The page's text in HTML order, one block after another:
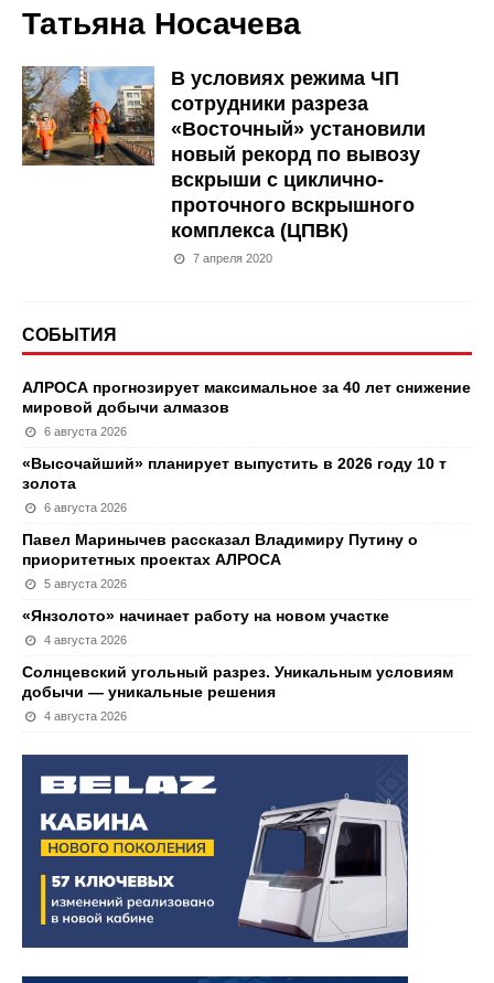
Татьяна Носачева
В условиях режима ЧП
сотрудники разреза
«Восточный» установили
новый рекорд по вывозу
вскрыши с циклично-
проточного вскрышного
комплекса (ЦПВК)
7 апреля 2020
СОБЫТИЯ
АЛРОСА прогнозирует максимальное за 40 лет снижение
мировой добычи алмазов
6 августа 2026
«Высочайший» планирует выпустить в 2026 году 10 т
золота
6 августа 2026
Павел Маринычев рассказал Владимиру Путину о
приоритетных проектах АЛРОСА
5 августа 2026
«Янзолото» начинает работу на новом участке
4 августа 2026
Солнцевский угольный разрез. Уникальным условиям
добычи — уникальные решения
4 августа 2026